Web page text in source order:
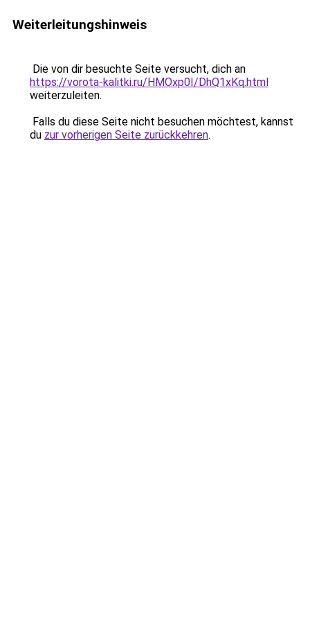
Weiterleitungshinweis
Die von dir besuchte Seite versucht, dich an
https://vorota-kalitki.ru/HMOxp0I/DhQ1xKq.html
weiterzuleiten.
Falls du diese Seite nicht besuchen möchtest, kannst
du zur vorherigen Seite zurückkehren.